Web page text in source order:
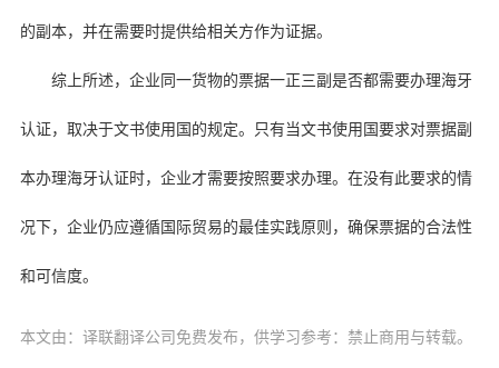
的副本，并在需要时提供给相关方作为证据。
综上所述，企业同一货物的票据一正三副是否都需要办理海牙
认证，取决于文书使用国的规定。只有当文书使用国要求对票据副
本办理海牙认证时，企业才需要按照要求办理。在没有此要求的情
况下，企业仍应遵循国际贸易的最佳实践原则，确保票据的合法性
和可信度。
本文由：译联翻译公司免费发布，供学习参考：禁止商用与转载。